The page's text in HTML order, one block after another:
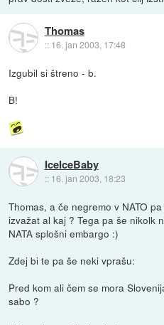
Thomas
:: 16. jan 2003, 17:48
Izgubil si štreno - b.
B!
IceIceBaby
:: 16. jan 2003, 18:23
Thomas, a če negremo v NATO
izvažat al kaj ? Tega pa še nikolk
NATA splošni embargo :)
Zdej bi te pa še neki vprašu:
Pred kom ali čem se mora
sabo ?